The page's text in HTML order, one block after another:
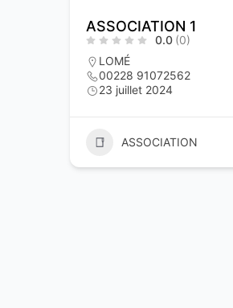
ASSOCIATION 1
0.0 (0)
LOMÉ
00228 91072562
23 juillet 2024
ASSOCIATION